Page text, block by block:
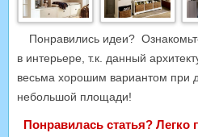
Понравились идеи?
в интерьере, т.к. данный
весьма хорошим вариантом при
небольшой площади!
Понравилась статья? Легко